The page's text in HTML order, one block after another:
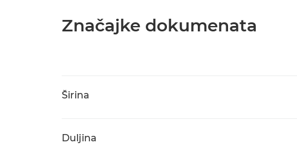
Značajke dokumenata
Širina
Duljina